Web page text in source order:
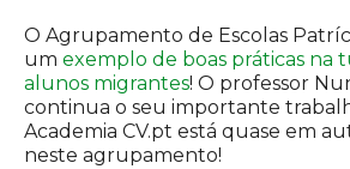
O Agrupamento de Escolas
um exemplo de boas práticas na
alunos migrantes! O professor
continua o seu importante
Academia CV.pt está quase em
neste agrupamento!